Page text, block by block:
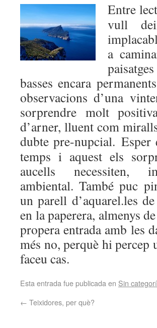
Entre
vull
a
basses encara
observacions d’una
sorprendre molt
d’arner, lluent com
dubte pre-nupcial. Esper
temps i aquest els
aucells necessiten,
ambiental. També puc
un parell d’aquarel.les
en la paperera, almenys
propera entrada amb les
més no, perquè hi
faceu cas.
Esta entrada fue publicada en Sin
← Teixidores, per què?